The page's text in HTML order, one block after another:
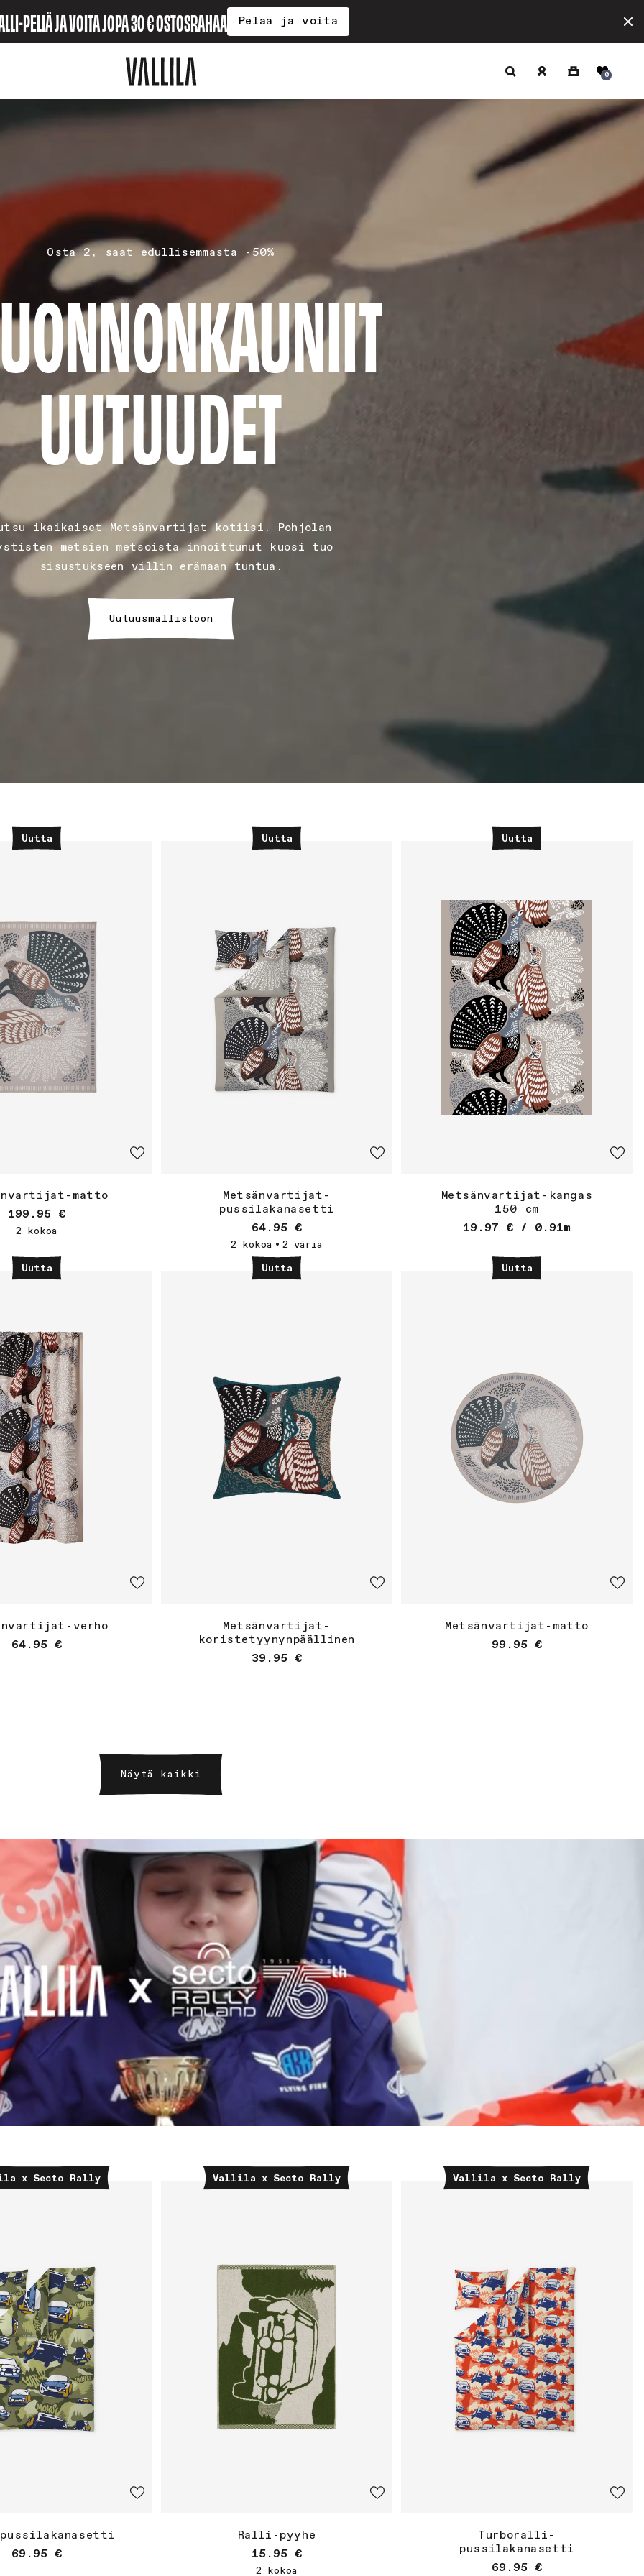
PELIÄ JA VOITA JOPA 30 € OSTOSRAHAA Pelaa ja voita
sisään
Ostoskori 0
Osta 2, saat edullisemmasta -50%
UUTUUDET
ikaikaiset Metsänvartijat kotiisi. Pohjolan
metsien metsoista innoittunut kuosi tuo
sisustukseen villin erämaan tuntua.
Uutuusmallistoon
matto
Normaalihinta
199.95 €
2 kokoa
Uutta
Metsänvartijat-
pussilakanasetti
Normaalihinta
64.95 €
2 kokoa • 2 väriä
Uutta
Metsänvartijat-kangas
150 cm
Normaalihinta
19.97 € / 0.91m
Osta
Uutta
verho
Normaalihinta
64.95 €
Osta
Uutta
Metsänvartijat-
koristetyynynpäällinen
Normaalihinta
39.95 €
Osta
Uutta
Metsänvartijat-matto
Normaalihinta
99.95 €
Osta
Uutta
Näytä kaikki
Normaalihinta
69.95 €
Osta
x Secto Rally
Ralli-pyyhe
Normaalihinta
15.95 €
2 kokoa
Vallila x Secto Rally
Turboralli-
pussilakanasetti
Normaalihinta
69.95 €
Osta
Vallila x Secto Rally